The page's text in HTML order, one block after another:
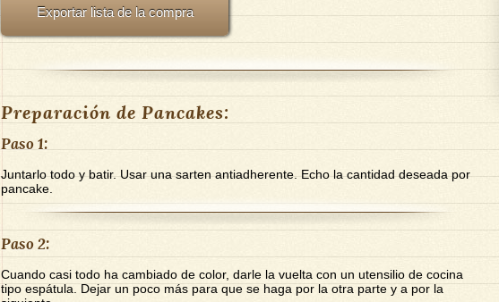
Exportar lista de la compra
Preparación de Pancakes:
Paso 1:
Juntarlo todo y batir. Usar una sarten antiadherente. Echo la cantidad deseada por
pancake.
Paso 2:
Cuando casi todo ha cambiado de color, darle la vuelta con un utensilio de cocina
tipo espátula. Dejar un poco más para que se haga por la otra parte y a por la